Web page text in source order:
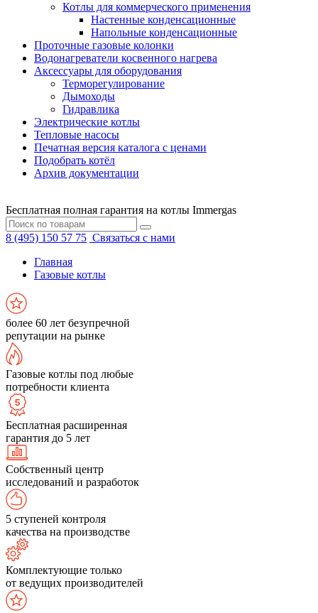
Котлы для коммерческого применения
Настенные конденсационные
Напольные конденсационные
Проточные газовые колонки
Водонагреватели косвенного нагрева
Аксессуары для оборудования
Терморегулирование
Дымоходы
Гидравлика
Электрические котлы
Тепловые насосы
Печатная версия каталога с ценами
Подобрать котёл
Архив документации
Бесплатная полная гарантия на котлы Immergas
8 (495) 150 57 75 Связаться с нами
Главная
Газовые котлы
более 60 лет безупречной
репутации на рынке
Газовые котлы под любые
потребности клиента
Бесплатная расширенная
гарантия до 5 лет
Собственный центр
исследований и разработок
5 ступеней контроля
качества на производстве
Комплектующие только
от ведущих производителей